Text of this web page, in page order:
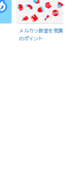
メルカリ教室を受講で
のポイント